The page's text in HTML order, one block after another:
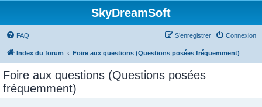
SkyDreamSoft
FAQ Connexion
S’enregistrer
Index du forum Foire aux questions (Questions posées fréquemment)
Foire aux questions (Questions posées
fréquemment)